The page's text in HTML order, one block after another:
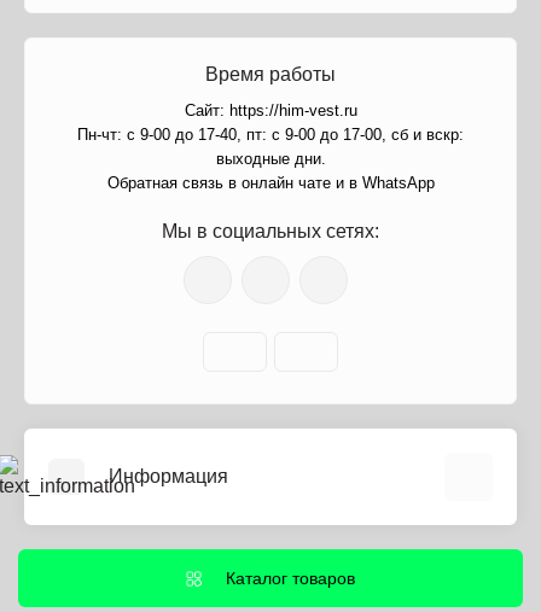
Время работы
Сайт: https://him-vest.ru
Пн-чт: с 9-00 до 17-40, пт: с 9-00 до 17-00, сб и вскр:
выходные дни.
Обратная связь в онлайн чате и в WhatsApp
Мы в социальных сетях:
Информация
Информация о доставкеКаталог товаров